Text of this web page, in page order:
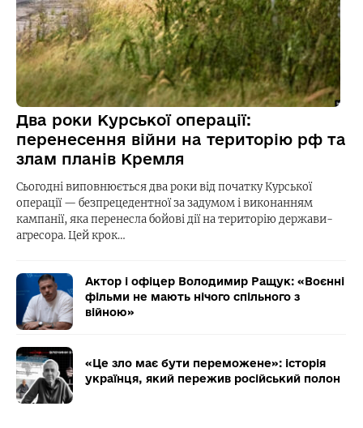
Два роки Курської операції:
перенесення війни на територію рф та
злам планів Кремля
Сьогодні виповнюється два роки від початку Курської
операції — безпрецедентної за задумом і виконанням
кампанії, яка перенесла бойові дії на територію держави-
агресора. Цей крок…
Актор і офіцер Володимир Ращук: «Воєнні
фільми не мають нічого спільного з
війною»
«Це зло має бути переможене»: історія
українця, який пережив російський полон